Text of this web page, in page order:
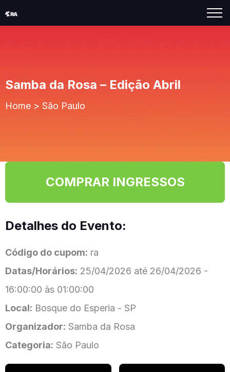
Samba da Rosa – Edição Abril
Home > São Paulo
COMPRAR INGRESSOS
Detalhes do Evento:
Código do cupom: ra
Datas/Horários: 25/04/2026 até 26/04/2026 -
16:00:00 às 01:00:00
Local: Bosque do Esperia - SP
Organizador: Samba da Rosa
Categoria: São Paulo